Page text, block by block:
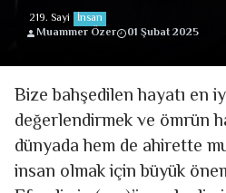
219. Sayi İnsan
Muammer Özer
01 Şubat 2025
Bize bahşedilen hayatı en
değerlendirmek ve ömrün
dünyada hem de ahirette
insan olmak için büyük